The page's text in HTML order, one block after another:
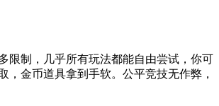
限制，几乎所有玩法都能自由尝试，你可
金币道具拿到手软。公平竞技无作弊，